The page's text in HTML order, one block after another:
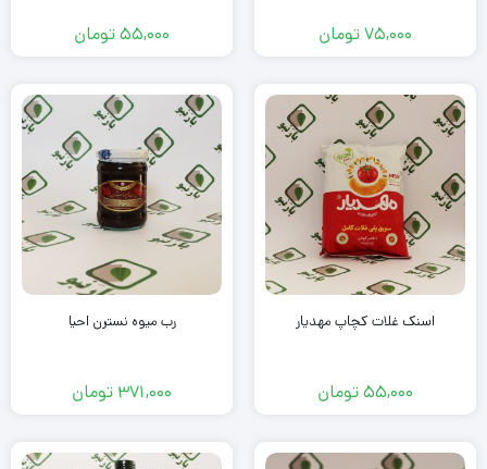
75,000تومان 55,000تومان
اسنک غلات کچاپ مهدیار
55,000تومان
رب میوه نسترن احیا
371,000 تومان